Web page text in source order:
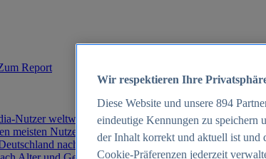
Report
Nutzer weltweit 2012-2025
meisten Nutzern weltweit 2025
nach Generationen 2025
Wir respektieren Ihre
Diese Website und unsere 894
eindeutige Kennungen zu speichern
der Inhalt korrekt und aktuell ist und
Cookie-Präferenzen jederzeit